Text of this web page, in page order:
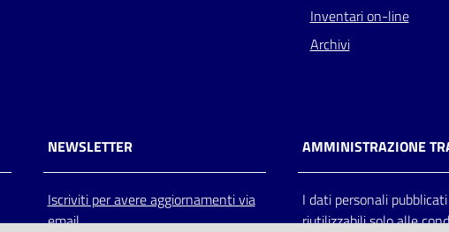
Inventari on-line
Archivi
NEWSLETTER
Iscriviti per avere aggiornamenti via
email
AMMINISTRAZIONE
I dati personali
riutilizzabili solo alle